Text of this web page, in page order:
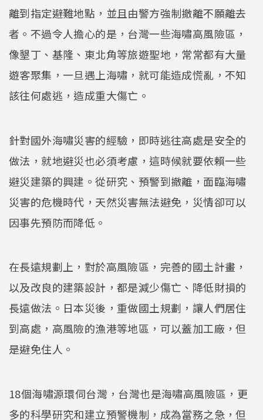
離到指定避難地點，並且由警方強制撤離不願離去
者。不過令人擔心的是，台灣一些海嘯高風險區，
像墾丁、基隆、東北角等旅遊聖地，常常都有大量
遊客聚集，一旦遇上海嘯，就可能造成慌亂，不知
該往何處逃，造成重大傷亡。
針對國外海嘯災害的經驗，即時逃往高處是安全的
做法，就地避災也必須考慮，這時候就要依賴一些
避災建築的興建。從研究、預警到撤離，面臨海嘯
災害的危機時代，天然災害無法避免，災情卻可以
因事先預防而降低。
在長遠規劃上，對於高風險區，完善的國土計畫，
以及改良的建築設計，都是減少傷亡、降低財損的
長遠做法。日本災後，重做國土規劃，讓人們居住
到高處，高風險的漁港等地區，可以蓋加工廠，但
是避免住人。
18個海嘯源環伺台灣，台灣也是海嘯高風險區，更
多的科學研究和建立預警機制，成為當務之急，但